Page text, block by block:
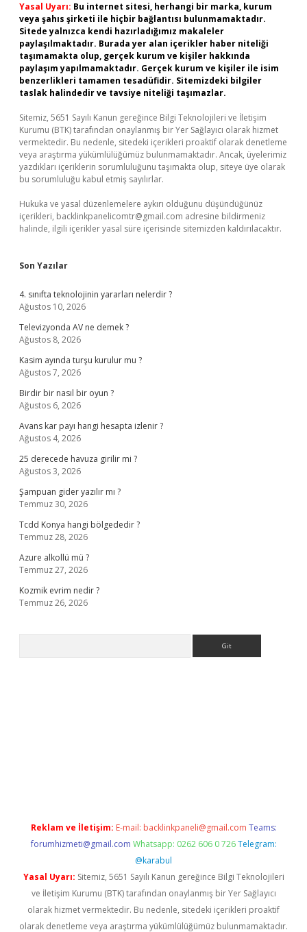
Yasal Uyarı: Bu internet sitesi, herhangi bir marka, kurum
veya şahıs şirketi ile hiçbir bağlantısı bulunmamaktadır.
Sitede yalnızca kendi hazırladığımız makaleler
paylaşılmaktadır. Burada yer alan içerikler haber niteliği
taşımamakta olup, gerçek kurum ve kişiler hakkında
paylaşım yapılmamaktadır. Gerçek kurum ve kişiler ile isim
benzerlikleri tamamen tesadüfidir. Sitemizdeki bilgiler
taslak halindedir ve tavsiye niteliği taşımazlar.
Sitemiz, 5651 Sayılı Kanun gereğince Bilgi Teknolojileri ve İletişim
Kurumu (BTK) tarafından onaylanmış bir Yer Sağlayıcı olarak hizmet
vermektedir. Bu nedenle, sitedeki içerikleri proaktif olarak denetleme
veya araştırma yükümlülüğümüz bulunmamaktadır. Ancak, üyelerimiz
yazdıkları içeriklerin sorumluluğunu taşımakta olup, siteye üye olarak
bu sorumluluğu kabul etmiş sayılırlar.
Hukuka ve yasal düzenlemelere aykırı olduğunu düşündüğünüz
içerikleri, backlinkpanelicomtr@gmail.com adresine bildirmeniz
halinde, ilgili içerikler yasal süre içerisinde sitemizden kaldırılacaktır.
Son Yazılar
4. sınıfta teknolojinin yararları nelerdir ?
Ağustos 10, 2026
Televizyonda AV ne demek ?
Ağustos 8, 2026
Kasim ayında turşu kurulur mu ?
Ağustos 7, 2026
Birdir bir nasıl bir oyun ?
Ağustos 6, 2026
Avans kar payı hangi hesapta izlenir ?
Ağustos 4, 2026
25 derecede havuza girilir mi ?
Ağustos 3, 2026
Şampuan gider yazılır mı ?
Temmuz 30, 2026
Tcdd Konya hangi bölgededir ?
Temmuz 28, 2026
Azure alkollü mü ?
Temmuz 27, 2026
Kozmik evrim nedir ?
Temmuz 26, 2026
Reklam ve İletişim: E-mail: backlinkpaneli@gmail.com Teams:
forumhizmeti@gmail.com Whatsapp: 0262 606 0 726 Telegram:
@karabul
Yasal Uyarı: Sitemiz, 5651 Sayılı Kanun gereğince Bilgi Teknolojileri
ve İletişim Kurumu (BTK) tarafından onaylanmış bir Yer Sağlayıcı
olarak hizmet vermektedir. Bu nedenle, sitedeki içerikleri proaktif
olarak denetleme veya araştırma yükümlülüğümüz bulunmamaktadır.